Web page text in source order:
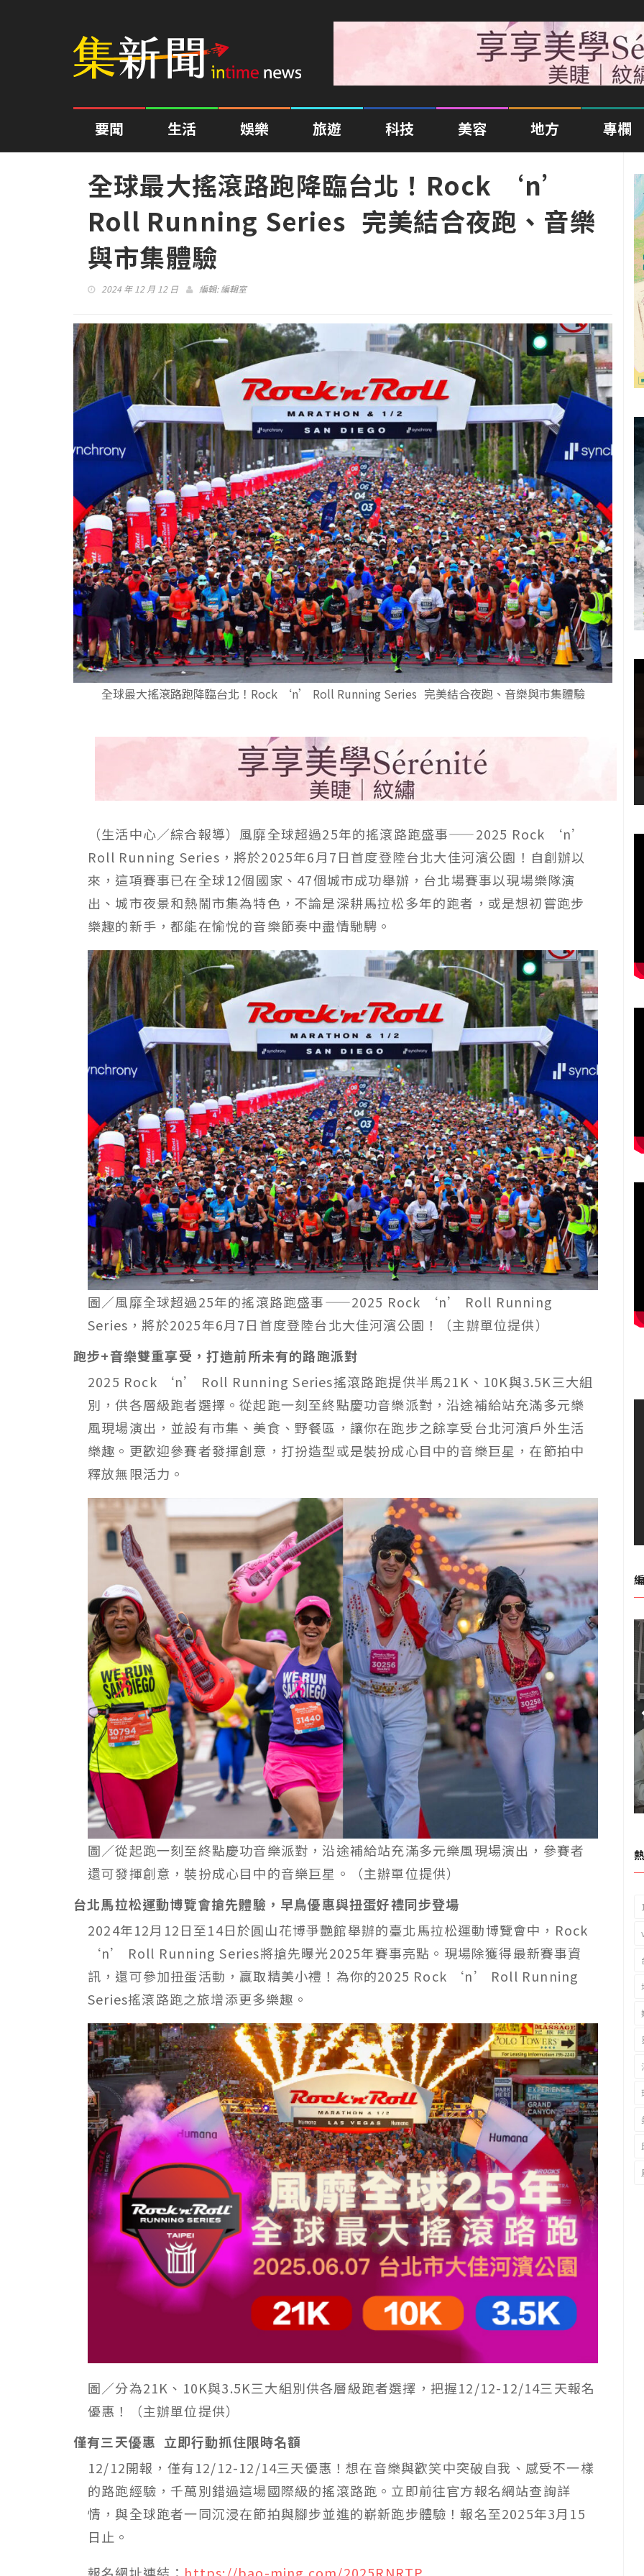
要聞 生活 娛樂 旅遊 科技 美容 地方 專欄
全球最大搖滾路跑降臨台北！Rock ‘n’
Roll Running Series 完美結合夜跑、音樂
與市集體驗
2024 年 12 月 12 日 編輯:編輯室
全球最大搖滾路跑降臨台北！Rock ‘n’ Roll Running Series 完美結合夜跑、音樂與市集體驗
（生活中心／綜合報導）風靡全球超過25年的搖滾路跑盛事——2025 Rock ‘n’
Roll Running Series ，將於2025年6月7日首度登陸台北大佳河濱公園！自創辦以
來，這項賽事已在全球12個國家、 47個城市成功舉辦，台北場賽事以現場樂隊演
出、城市夜景和熱鬧市集為特色，不論是深耕馬拉松多年的跑者，或是想初嘗跑步
樂趣的新手，都能在愉悅的音樂節奏中盡情馳騁。
圖／風靡全球超過25年的搖滾路跑盛事——2025 Rock ‘n’ Roll Running
Series，將於2025年6月7日首度登陸台北大佳河濱公園！（主辦單位提供）
跑步+音樂雙重享受，打造前所未有的路跑派對
2025 Rock ‘n’ Roll Running Series搖滾路跑提供半馬21K 、 10K與3.5K三大組
別，供各層級跑者選擇。從起跑一刻至終點慶功音樂派對，沿途補給站充滿多元樂
風現場演出，並設有市集、美食、野餐區，讓你在跑步之餘享受台北河濱戶外生活
樂趣。更歡迎參賽者發揮創意，打扮造型或是裝扮成心目中的音樂巨星，在節拍中
釋放無限活力。
圖／從起跑一刻至終點慶功音樂派對，沿途補給站充滿多元樂風現場演出，參賽者
還可發揮創意，裝扮成心目中的音樂巨星。（主辦單位提供）
台北馬拉松運動博覽會搶先體驗，早鳥優惠與扭蛋好禮同步登場
2024年12月 12日至14日於圓山花博爭艷館舉辦的臺北馬拉松運動博覽會中， Rock
‘n’ Roll Running Series將搶先曝光2025年賽事亮點。現場除獲得最新賽事資
訊，還可參加扭蛋活動，贏取精美小禮！為你的2025 Rock ‘n’ Roll Running
Series搖滾路跑之旅增添更多樂趣。
圖／分為21K、10K與3.5K三大組別供各層級跑者選擇，把握12/12-12/14三天報名
優惠！（主辦單位提供）
僅有三天優惠 立即行動抓住限時名額
12/12開報，僅有12/12-12/14三天優惠！想在音樂與歡笑中突破自我、感受不一樣
的路跑經驗，千萬別錯過這場國際級的搖滾路跑。立即前往官方報名網站查詢詳
情，與全球跑者一同沉浸在節拍與腳步並進的嶄新跑步體驗！報名至2025年3月 15
日止。